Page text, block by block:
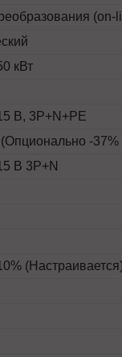
(on-
кВт
В, 3P+N+PE
-37%
В 3P+N
(Настраивается)